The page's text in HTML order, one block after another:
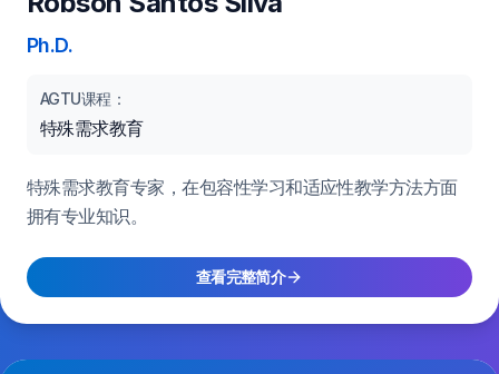
Ph.D.
AGTU课程：
特殊需求教育
特殊需求教育专家，在包容性学习和适应性教学方法方面
拥有专业知识。
查看完整简介